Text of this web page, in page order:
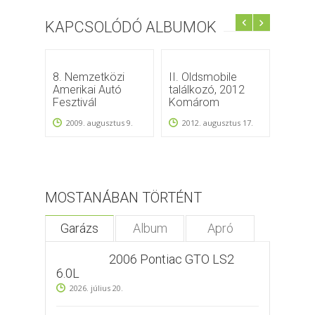
KAPCSOLÓDÓ ALBUMOK
8. Nemzetközi
Amerikai Autó
Fesztivál
2009. augusztus 9.
II. Oldsmobile
találkozó, 2012
Komárom
2012. augusztus 17.
MOSTANÁBAN TÖRTÉNT
Garázs Album Apró
2006 Pontiac GTO LS2
6.0L
2026. július 20.